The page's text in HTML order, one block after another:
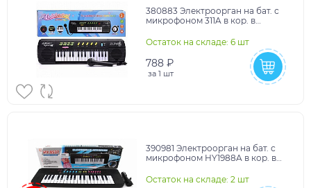
380883 Электроорган на бат. с
микрофоном 311A в кор. в
Остаток на складе: 6 шт
788 ₽
за 1 шт
390981 Электроорган на бат. с
микрофоном HY1988A в кор. в
Остаток на складе: 2 шт